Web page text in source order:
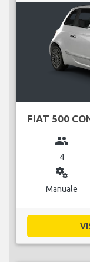
FIAT 500
group
4
miscellaneous_services
Manuale